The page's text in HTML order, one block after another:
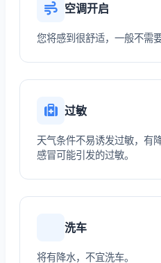
空调开启
您将感到很舒适，一般不需
过敏
天气条件不易诱发过敏，有
感冒可能引发的过敏。
洗车
将有降水，不宜洗车。